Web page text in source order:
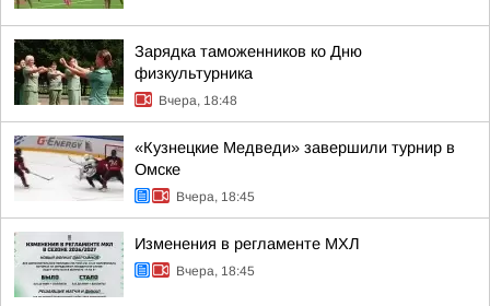
Зарядка таможенников ко Дню
физкультурника
Вчера, 18:48
«Кузнецкие Медведи» завершили турнир в
Омске
Вчера, 18:45
Изменения в регламенте МХЛ
Вчера, 18:45